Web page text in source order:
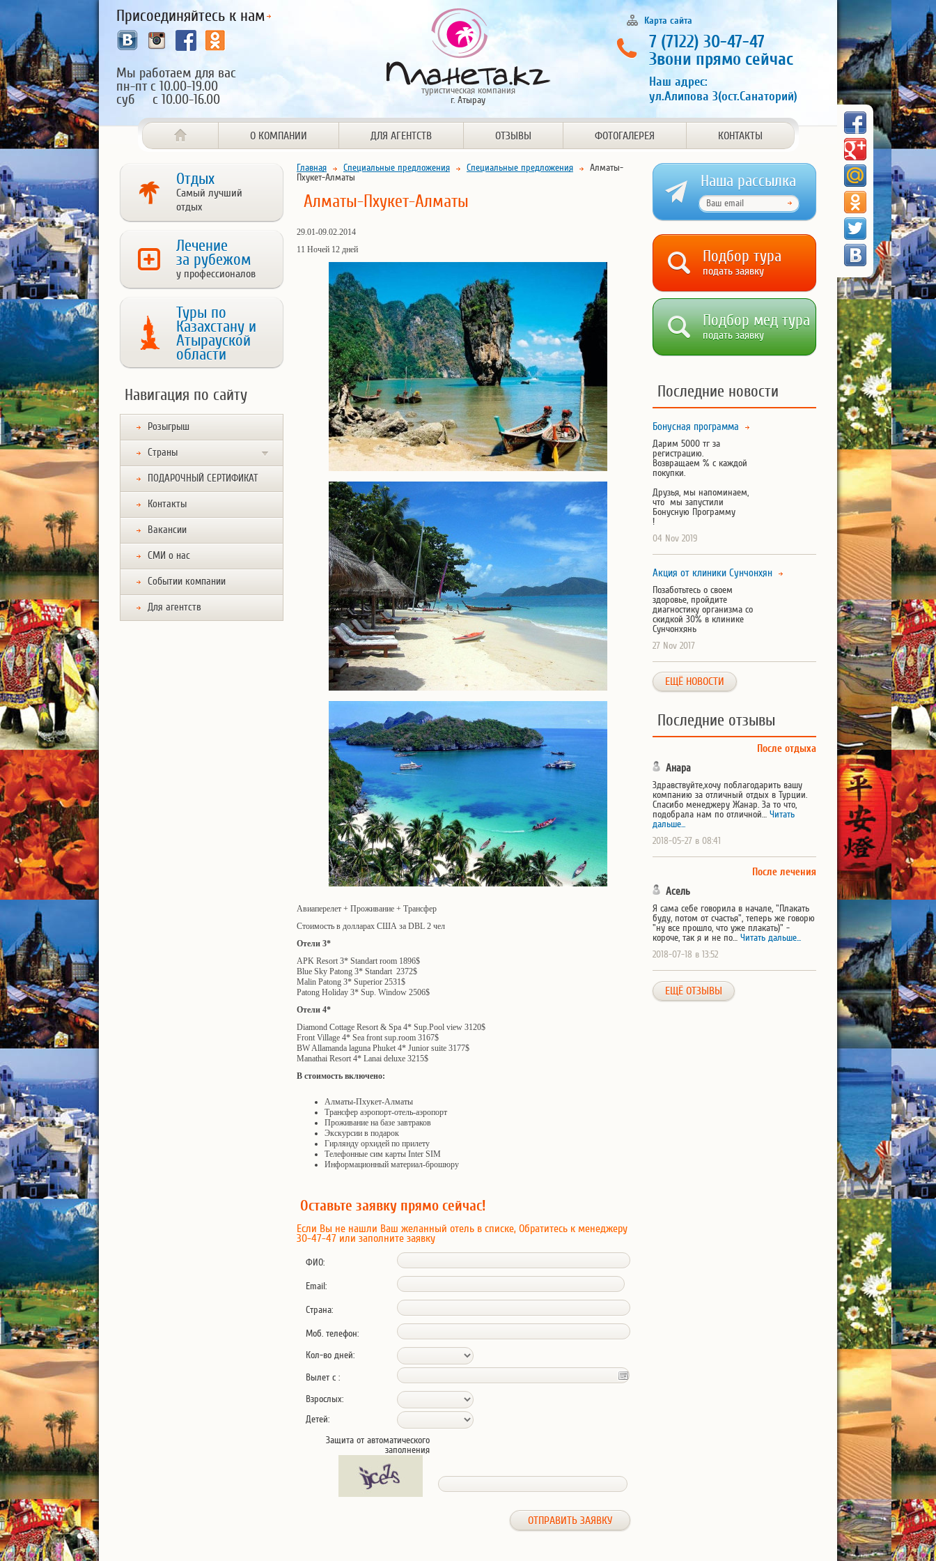
Присоединяйтесь к нам
Мы работаем для вас
пн-пт с 10.00-19.00
суб с 10.00-16.00
туристическая компания
г. Атырау
Карта сайта
7 (7122) 30-47-47
Звони прямо сейчас
Наш адрес:
ул.Алипова 3(ост.Санаторий)
О КОМПАНИИ ДЛЯ АГЕНТСТВ ОТЗЫВЫ ФОТОГАЛЕРЕЯ КОНТАКТЫ
Отдых
Самый лучший
отдых
Лечение
за рубежом
у профессионалов
Туры по
Казахстану и
Атырауской
области
Навигация по сайту
Розыгрыш
Страны
ПОДАРОЧНЫЙ СЕРТИФИКАТ
Контакты
Вакансии
СМИ о нас
Событии компании
Для агентств
Главная Специальные предложения Специальные предложения
Алматы-
Пхукет-Алматы
Алматы-Пхукет-Алматы
29.01-09.02.2014
11 Ночей 12 дней
Авиаперелет + Проживание + Трансфер
Стоимость в долларах США за DBL 2 чел
Отели 3*
APK Resort 3* Standart room 1896$
Blue Sky Patong 3* Standart 2372$
Malin Patong 3* Superior 2531$
Patong Holiday 3* Sup. Window 2506$
Отели 4*
Diamond Cottage Resort & Spa 4* Sup.Pool view 3120$
Front Village 4* Sea front sup.room 3167$
BW Allamanda laguna Phuket 4* Junior suite 3177$
Manathai Resort 4* Lanai deluxe 3215$
В стоимость включено:
Алматы-Пхукет-Алматы
Трансфер аэропорт-отель-аэропорт
Проживание на базе завтраков
Экскурсии в подарок
Гирлянду орхидей по прилету
Телефонные сим карты Inter SIM
Информационный материал-брошюру
Оставьте заявку прямо сейчас!
Если Вы не нашли Ваш желанный отель в списке, Обратитесь к менеджеру
30-47-47 или заполните заявку
ФИО:
Email:
Страна:
Моб. телефон:
Кол-во дней:
Вылет с :
Взрослых:
Детей:
Защита от автоматического
заполнения
Наша рассылка
Подбор тура
подать заявку
Подбор мед тура
подать заявку
Последние новости
Бонусная программа
Дарим 5000 тг за
регистрацию.
Возвращаем % с каждой
покупки.
Друзья, мы напоминаем,
что мы запустили
Бонусную Программу
!
04 Nov 2019
Акция от клиники Сунчонхян
Позаботьтесь о своем
здоровье, пройдите
диагностику организма со
скидкой 30% в клинике
Сунчонхянь
27 Nov 2017
ЕЩЁ НОВОСТИ
Последние отзывы
После отдыха
Анара
Здравствуйте,хочу поблагодарить вашу
компанию за отличный отдых в Турции.
Спасибо менеджеру Жанар. За то что,
подобрала нам по отличной… Читать
дальше...
2018-05-27 в 08:41
После лечения
Асель
Я сама себе говорила в начале, "Плакать
буду, потом от счастья", теперь же говорю
"ну все прошло, что уже плакать)" -
короче, так я и не по… Читать дальше...
2018-07-18 в 13:52
ЕЩЁ ОТЗЫВЫ